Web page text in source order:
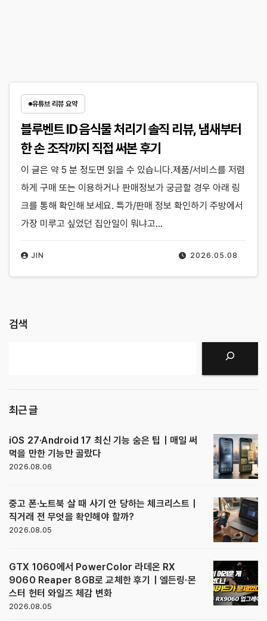
유튜브 리뷰 요약
블루벤트 ID 음식물 처리기 솔직 리뷰, 냄새부터
한 손 조작까지 직접 써본 후기
2026.05.08
JIN
이 글은 약 5 분 정도면 읽을 수 있습니다.제품/서비스를 저렴
하게 구매 또는 이용하거나 판매정보가 궁금할 경우 아래 링
크를 통해 확인해 보세요. 특가/판매 정보 확인하기 주방에서
가장 미루고 싶었던 집안일이 뭐냐고…
검색
최근 글
iOS 27·Android 17 최신 기능 숨은 팁｜매일 써
먹을 만한 기능만 골랐다
2026.08.06
중고 폰·노트북 살 때 사기 안 당하는 체크리스트｜
직거래 전 무엇을 확인해야 할까?
2026.08.05
GTX 1060에서 PowerColor 라데온 RX
9060 Reaper 8GB로 교체한 후기｜엘든링·몬
스터 헌터 와일즈 체감 변화
2026.08.05